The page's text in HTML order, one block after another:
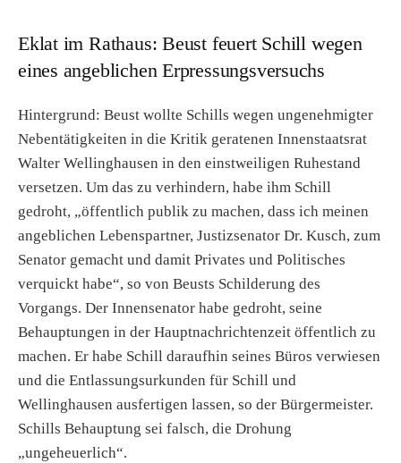
Eklat im Rathaus: Beust feuert Schill wegen
eines angeblichen Erpressungsversuchs
Hintergrund: Beust wollte Schills wegen ungenehmigter
Nebentätigkeiten in die Kritik geratenen Innenstaatsrat
Walter Wellinghausen in den einstweiligen Ruhestand
versetzen. Um das zu verhindern, habe ihm Schill
gedroht, „öffentlich publik zu machen, dass ich meinen
angeblichen Lebenspartner, Justizsenator Dr. Kusch, zum
Senator gemacht und damit Privates und Politisches
verquickt habe“, so von Beusts Schilderung des
Vorgangs. Der Innensenator habe gedroht, seine
Behauptungen in der Hauptnachrichtenzeit öffentlich zu
machen. Er habe Schill daraufhin seines Büros verwiesen
und die Entlassungsurkunden für Schill und
Wellinghausen ausfertigen lassen, so der Bürgermeister.
Schills Behauptung sei falsch, die Drohung
„ungeheuerlich“.